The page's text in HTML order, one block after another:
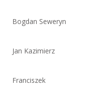
Bogdan Seweryn
Jan Kazimierz
Franciszek